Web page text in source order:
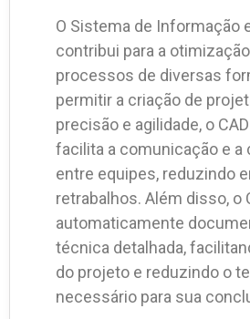
O Sistema de Informação
contribui para a
processos de diversas
permitir a criação de
precisão e agilidade, o
facilita a comunicação e a
entre equipes, reduzindo
retrabalhos. Além disso, o
automaticamente
técnica detalhada,
do projeto e reduzindo o
necessário para sua